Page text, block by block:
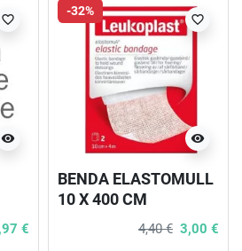
visibility
favorite_border
€
-32%
visibility
favorite_border
BENDA ELASTOMULL
10 X 400 CM
4,40 € 3,00 €